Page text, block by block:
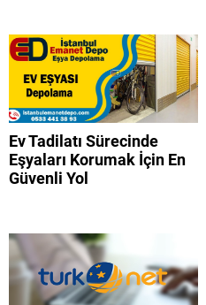
Ev Tadilatı Sürecinde
Eşyaları Korumak İçin En
Güvenli Yol